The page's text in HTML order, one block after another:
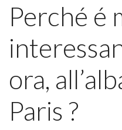
Perché é
ora,
Paris ?